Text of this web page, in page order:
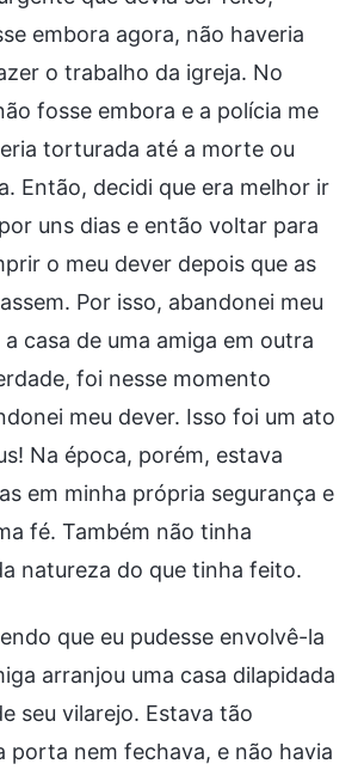
embora agora, não haveria
o trabalho da igreja. No
fosse embora e a polícia me
torturada até a morte ou
Então, decidi que era melhor ir
uns dias e então voltar para
o meu dever depois que as
Por isso, abandonei meu
casa de uma amiga em outra
foi nesse momento
meu dever. Isso foi um ato
Na época, porém, estava
em minha própria segurança e
fé. Também não tinha
natureza do que tinha feito.
que eu pudesse envolvê-la
arranjou uma casa dilapidada
seu vilarejo. Estava tão
porta nem fechava, e não havia